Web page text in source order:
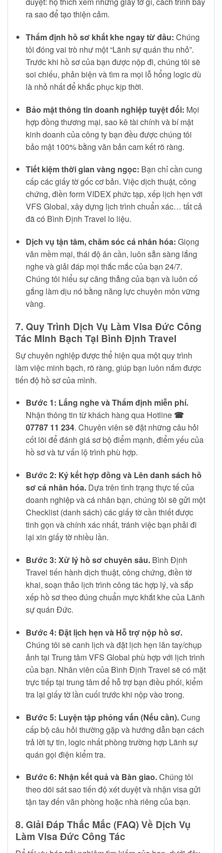
ra sao để tạo thiện cảm.
Thẩm định hồ sơ khắt khe ngay từ đầu: Chúng
tôi đóng vai trò như một “Lãnh sự quán thu nhỏ”.
Trước khi hồ sơ của bạn được nộp đi, chúng tôi sẽ
soi chiếu, phản biện và tìm ra mọi lỗ hổng logic dù
là nhỏ nhất để khắc phục kịp thời.
Bảo mật thông tin doanh nghiệp tuyệt đối: Mọi
hợp đồng thương mại, sao kê tài chính và bí mật
kinh doanh của công ty bạn đều được chúng tôi
bảo mật 100% bằng văn bản cam kết rõ ràng.
Tiết kiệm thời gian vàng ngọc: Bạn chỉ cần cung
cấp các giấy tờ gốc cơ bản. Việc dịch thuật, công
chứng, điền form VIDEX phức tạp, xếp lịch hẹn với
VFS Global, xây dựng lịch trình chuẩn xác… tất cả
đã có Bình Định Travel lo liệu.
Dịch vụ tận tâm, chăm sóc cá nhân hóa: Giọng
văn mềm mại, thái độ ân cần, luôn sẵn sàng lắng
nghe và giải đáp mọi thắc mắc của bạn 24/7.
Chúng tôi hiểu sự căng thẳng của bạn và luôn cố
gắng làm dịu nó bằng năng lực chuyên môn vững
vàng.
7. Quy Trình Dịch Vụ Làm Visa Đức Công
Tác Minh Bạch Tại Bình Định Travel
Sự chuyên nghiệp được thể hiện qua một quy trình
làm việc minh bạch, rõ ràng, giúp bạn luôn nắm được
tiến độ hồ sơ của mình.
Bước 1: Lắng nghe và Thẩm định miễn phí.
Nhận thông tin từ khách hàng qua Hotline ☎
07787 11 234. Chuyên viên sẽ đặt những câu hỏi
cốt lõi để đánh giá sơ bộ điểm mạnh, điểm yếu của
hồ sơ và tư vấn lộ trình phù hợp.
Bước 2: Ký kết hợp đồng và Lên danh sách hồ
sơ cá nhân hóa.Dựa trên tình trạng thực tế của
doanh nghiệp và cá nhân bạn, chúng tôi sẽ gửi một
Checklist (danh sách) các giấy tờ cần thiết được
tinh gọn và chính xác nhất, tránh việc bạn phải đi
lại xin giấy tờ nhiều lần.
Bước 3: Xử lý hồ sơ chuyên sâu.Bình Định
Travel tiến hành dịch thuật, công chứng, điền tờ
khai, soạn thảo lịch trình công tác hợp lý, và sắp
xếp hồ sơ theo đúng chuẩn mực khắt khe của Lãnh
sự quán Đức.
Bước 4: Đặt lịch hẹn và Hỗ trợ nộp hồ sơ.
Chúng tôi sẽ canh lịch và đặt lịch hẹn lăn tay/chụp
ảnh tại Trung tâm VFS Global phù hợp với lịch trình
của bạn. Nhân viên của Bình Định Travel sẽ có mặt
trực tiếp tại trung tâm để hỗ trợ bạn điều phối, kiểm
tra lại giấy tờ lần cuối trước khi nộp vào trong.
Bước 5: Luyện tập phỏng vấn (Nếu cần).Cung
cấp bộ câu hỏi thường gặp và hướng dẫn bạn cách
trả lời tự tin, logic nhất phòng trường hợp Lãnh sự
quán gọi điện kiểm tra.
Bước 6: Nhận kết quả và Bàn giao.Chúng tôi
theo dõi sát sao tiến độ xét duyệt và nhận visa gửi
tận tay đến văn phòng hoặc nhà riêng của bạn.
8. Giải Đáp Thắc Mắc (FAQ) Về Dịch Vụ
Làm Visa Đức Công Tác